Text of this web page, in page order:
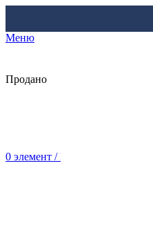
Меню
0 элемент / Br
Продано